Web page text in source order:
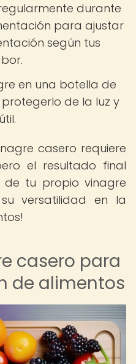
durante
para ajustar
según tus
en una botella de
de la luz y
casero requiere
el resultado final
de tu propio vinagre
versatilidad en la
casero para
de alimentos